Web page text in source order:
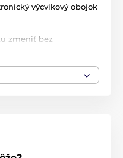
výcvikový obojok
zmeniť bez